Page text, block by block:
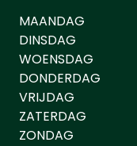
MAANDAG
DINSDAG
WOENSDAG
DONDERDAG
VRIJDAG
ZATERDAG
ZONDAG